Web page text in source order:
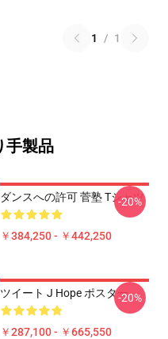
1 / 1
手製品
ダンスへの許可 菅塾 Tシャツ
￥384,250 - ￥442,250
-20%
ツイート J Hope ポスター
￥287,100 - ￥665,550
-20%